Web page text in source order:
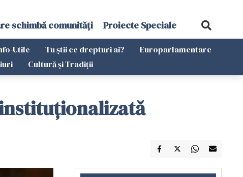
schimbă comunități Proiecte Speciale
Utile Tu știi ce drepturi ai?
Europarlamentare
Cultură și Tradiții